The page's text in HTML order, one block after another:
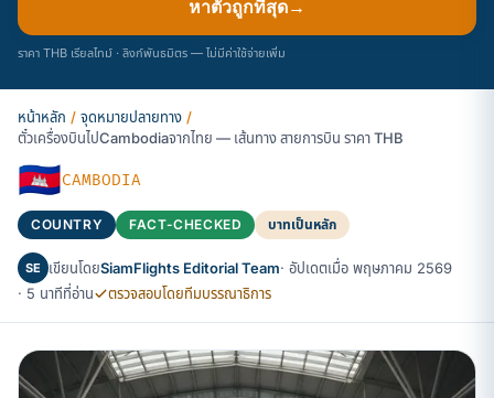
หาตั๋วถูกที่สุด→
ราคา THB เรียลไทม์ · ลิงก์พันธมิตร — ไม่มีค่าใช้จ่ายเพิ่ม
หน้าหลัก / จุดหมายปลายทาง /
ตั๋วเครื่องบินไปCambodiaจากไทย — เส้นทาง สายการบิน ราคา THB
🇰🇭CAMBODIA
COUNTRY FACT-CHECKED บาทเป็นหลัก
SE เขียนโดยSiamFlights Editorial Team· อัปเดตเมื่อ พฤษภาคม 2569
· 5 นาทีที่อ่าน
ตรวจสอบโดยทีมบรรณาธิการ